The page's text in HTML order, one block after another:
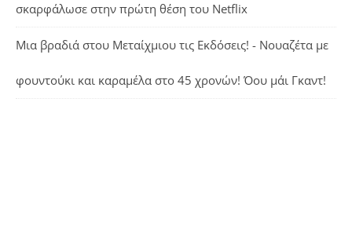
σκαρφάλωσε στην πρώτη θέση του Netflix
Μια βραδιά στου Μεταίχμιου τις Εκδόσεις! - Νουαζέτα με
φουντούκι και καραμέλα στο 45 χρονών! Όου μάι Γκαντ!